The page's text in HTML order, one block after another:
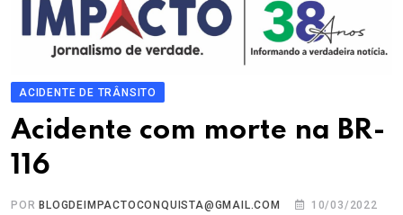
ACIDENTE DE TRÂNSITO
Acidente com morte na BR-
116
POR BLOGDEIMPACTOCONQUISTA@GMAIL.COM
10/03/2022